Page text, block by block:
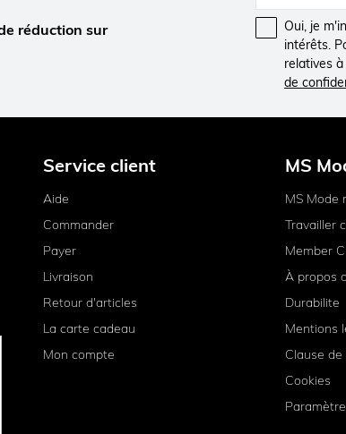
réduction sur
Oui, je
intérêts.
relatives
de
Service client
Aide
Commander
Payer
Livraison
Retour d'articles
La carte cadeau
Mon compte
MS
MS Mode
Travailler
Member
À propos
Durabilite
Mentions
Clause
Cookies